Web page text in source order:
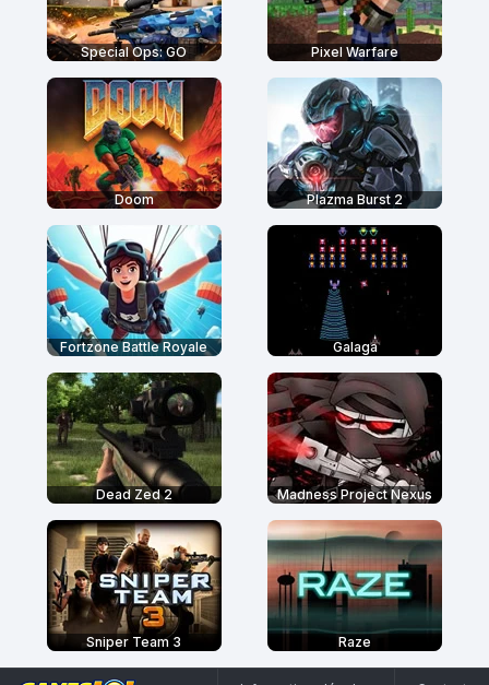
Special Ops: GO Pixel Warfare
Doom Plazma Burst 2
Fortzone Battle Royale Galaga
Dead Zed 2 Madness Project Nexus
Sniper Team 3 Raze